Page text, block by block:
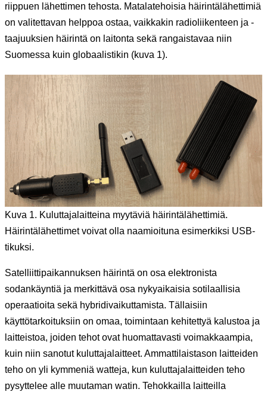
riippuen lähettimen tehosta. Matalatehoisia häirintälähettimiä
on valitettavan helppoa ostaa, vaikkakin radioliikenteen ja -
taajuuksien häirintä on laitonta sekä rangaistavaa niin
Suomessa kuin globaalistikin (kuva 1).
Kuva 1. Kuluttajalaitteina myytäviä häirintälähettimiä.
Häirintälähettimet voivat olla naamioituna esimerkiksi USB-
tikuksi.
Satelliittipaikannuksen häirintä on osa elektronista
sodankäyntiä ja merkittävä osa nykyaikaisia sotilaallisia
operaatioita sekä hybridivaikuttamista. Tällaisiin
käyttötarkoituksiin on omaa, toimintaan kehitettyä kalustoa ja
laitteistoa, joiden tehot ovat huomattavasti voimakkaampia,
kuin niin sanotut kuluttajalaitteet. Ammattilaistason laitteiden
teho on yli kymmeniä watteja, kun kuluttajalaitteiden teho
pysyttelee alle muutaman watin. Tehokkailla laitteilla